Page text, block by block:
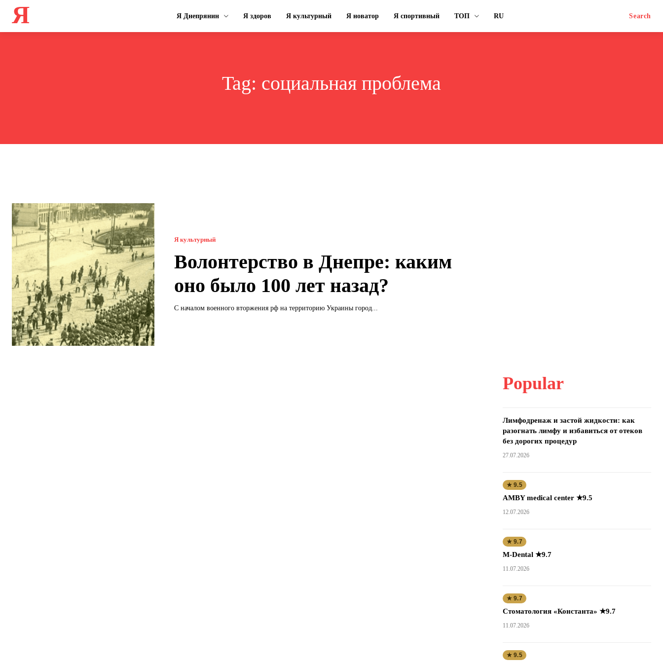
Я Я Днепрянин Я здоров Я культурный Я новатор Я спортивный ТОП RU Search
Tag: социальная проблема
Я культурный
Волонтерство в Днепре: каким
оно было 100 лет назад?
С началом военного вторжения рф на территорию Украины город...
Popular
Лимфодренаж и застой жидкости: как
разогнать лимфу и избавиться от отеков
без дорогих процедур
27.07.2026
★ 9.5
AMBY medical center ★9.5
12.07.2026
★ 9.7
M-Dental ★9.7
11.07.2026
★ 9.7
Стоматология «Константа» ★9.7
11.07.2026
★ 9.5